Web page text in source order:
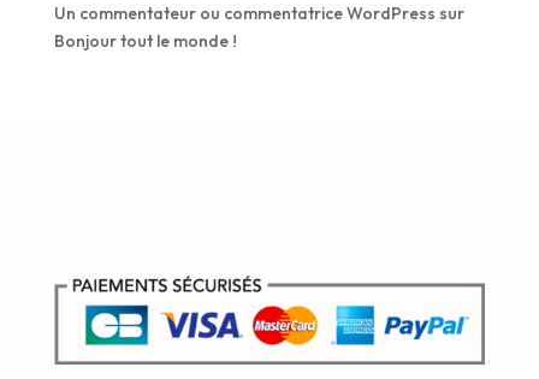
Un commentateur ou commentatrice WordPress sur
Bonjour tout le monde !